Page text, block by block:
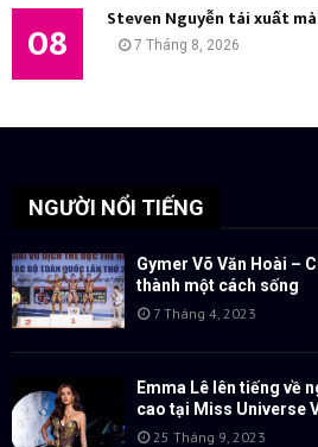
08 Steven Nguyễn tái xuất
7 Tháng 8, 2026
NGƯỜI NỔI TIẾNG
Gymer Võ Văn Hoài –
thành một cách sống
7 Tháng 4, 2023
Emma Lê lên tiếng về
cao tại Miss Universe
25 Tháng 9, 2023